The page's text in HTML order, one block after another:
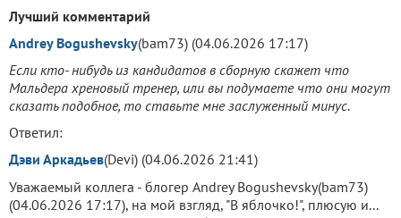
Лучший комментарий
Andrey Bogushevsky(bam73) (04.06.2026 17:17)
Если кто- нибудь из кандидатов в сборную скажет что
Мальдера хреновый тренер, или вы подумаете что они могут
сказать подобное, то ставьте мне заслуженный минус.
Ответил:
Дэви Аркадьев(Devi) (04.06.2026 21:41)
Уважаемый коллега - блогер Andrey Bogushevsky(bam73)
(04.06.2026 17:17), на мой взгляд, "В яблочко!", плюсую и...